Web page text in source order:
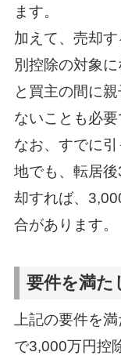
ます。
加えて、売却
別控除の対象
と買主の間に
ないことも必要
なお、すでに
地でも、転居
却すれば、
合があります。
要件を満た
上記の要件を
で3,000万円控